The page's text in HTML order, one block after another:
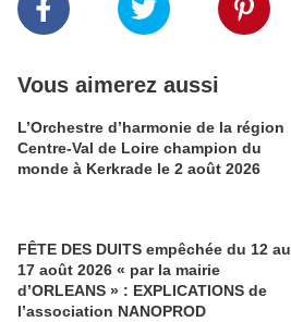
Vous aimerez aussi
L’Orchestre d’harmonie de la région
Centre-Val de Loire champion du
monde à Kerkrade le 2 août 2026
FÊTE DES DUITS empêchée du 12 au
17 août 2026 « par la mairie
d’ORLEANS » : EXPLICATIONS de
l’association NANOPROD